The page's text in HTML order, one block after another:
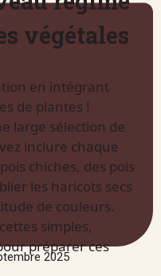
2025
végétales
en intégrant
de plantes !
large sélection de
inclure chaque
chiches, des pois
les haricots secs
de couleurs.
simples,
préparer ces